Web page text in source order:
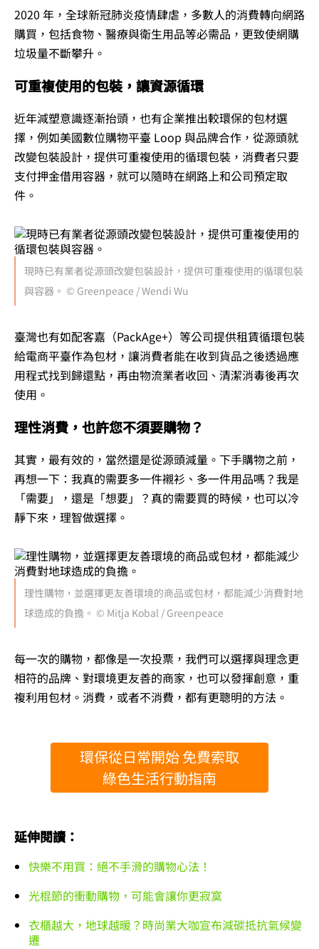
2020 年，全球新冠肺炎疫情肆虐，多數人的消費轉向網路
購買，包括食物、醫療與衛生用品等必需品，更致使網購
垃圾量不斷攀升。
可重複使用的包裝，讓資源循環
近年減塑意識逐漸抬頭，也有企業推出較環保的包材選
擇，例如美國數位購物平臺 Loop 與品牌合作，從源頭就
改變包裝設計，提供可重複使用的循環包裝，消費者只要
支付押金借用容器，就可以隨時在網路上和公司預定取
件。
現時已有業者從源頭改變包裝設計，提供可重複使用的循環包裝
與容器。 © Greenpeace / Wendi Wu
臺灣也有如配客嘉（PackAge+）等公司提供租賃循環包裝
給電商平臺作為包材，讓消費者能在收到貨品之後透過應
用程式找到歸還點，再由物流業者收回、清潔消毒後再次
使用。
理性消費，也許您不須要購物？
其實，最有效的，當然還是從源頭減量。下手購物之前，
再想一下：我真的需要多一件襯衫、多一件用品嗎？我是
「需要」，還是「想要」？真的需要買的時候，也可以冷
靜下來，理智做選擇。
理性購物，並選擇更友善環境的商品或包材，都能減少消費對地
球造成的負擔。 © Mitja Kobal / Greenpeace
每一次的購物，都像是一次投票，我們可以選擇與理念更
相符的品牌、對環境更友善的商家，也可以發揮創意，重
複利用包材。消費，或者不消費，都有更聰明的方法。
環保從日常開始 免費索取
綠色生活行動指南
延伸閱讀：
快樂不用買：絕不手滑的購物心法！
光棍節的衝動購物，可能會讓你更寂寞
衣櫃越大，地球越暖？時尚業大咖宣布減碳抵抗氣候變
遷